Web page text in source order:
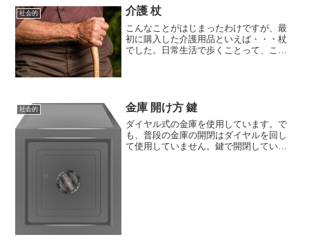
社会的 介護 杖
こんなことがはじまったわけですが、最
初に購入した介護用品といえば・・・杖
でした。日常生活で歩くことって、こう
社会的 金庫 開け方 鍵
ダイヤル式の金庫を使用しています。で
も、普段の金庫の開閉はダイヤルを回し
て使用していません。鍵で開閉している